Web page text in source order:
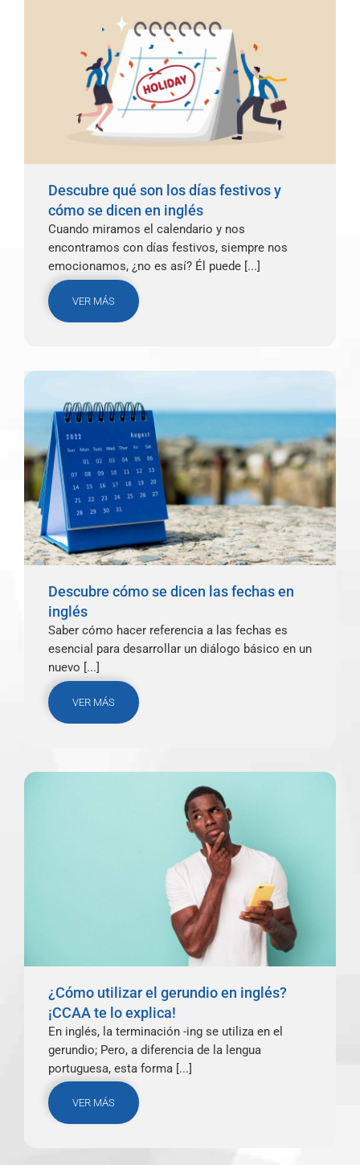
Descubre qué son los días festivos y
cómo se dicen en inglés
Cuando miramos el calendario y nos
encontramos con días festivos, siempre nos
emocionamos, ¿no es así? Él puede [...]
VER MÁS
Descubre cómo se dicen las fechas en
inglés
Saber cómo hacer referencia a las fechas es
esencial para desarrollar un diálogo básico en un
nuevo [...]
VER MÁS
¿Cómo utilizar el gerundio en inglés?
¡CCAA te lo explica!
En inglés, la terminación -ing se utiliza en el
gerundio; Pero, a diferencia de la lengua
portuguesa, esta forma [...]
VER MÁS